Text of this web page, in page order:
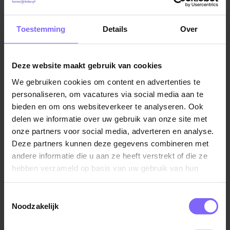
Toestemming Details Over
Deze website maakt gebruik van cookies
We gebruiken cookies om content en advertenties te
personaliseren, om vacatures via social media aan te
bieden en om ons websiteverkeer te analyseren. Ook
delen we informatie over uw gebruik van onze site met
onze partners voor social media, adverteren en analyse.
Deze partners kunnen deze gegevens combineren met
andere informatie die u aan ze heeft verstrekt of die ze
hebben verzameld op basis van uw gebruik van hun
Noodzakelijk
lichamelijke als cognitieve hulpvragen. In totaal
Bronnen, verdeeld over zeven zorgafdelingen, een
team Gastenservice en een dagbehandeling. Tevens
voor Parkinsonzorg.
Dit mag je van ons verwachten
Een marktconform salaris (FWG 45 met een salaris
tussen de €2.981,98,- en de €4.245,84,- bruto
per maand op basis van een 36-urige werkweek)
Extra’s zoals 8% vakantiegeld, 8,33%
eindejaarsuitkering en onregelmatigheidstoeslag
(22%-60%, indien van toepassing)
Kwaliteitsregister V&VN – zo ondersteunen we jou
Vacatures in Maastricht Vacatures in Zuid Limburg|
Vacatures Zorg in Limburg|Vacatures in de ouderenzorg
Vergelijkbare vacatures
Verpleegkundige
Zuyderland
Susteren